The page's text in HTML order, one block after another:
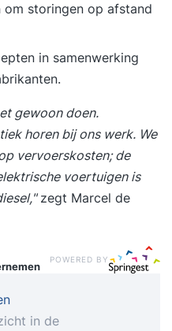
storingen op afstand
in samenwerking
gewoon doen.
horen bij ons werk. We
vervoerskosten; de
voertuigen is
zegt Marcel de
POWERED BY
in de